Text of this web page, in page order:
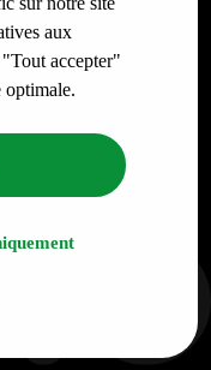
aux
accepter"
optimale.